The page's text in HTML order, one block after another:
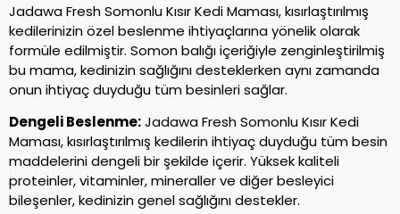
Jadawa Fresh Somonlu Kısır Kedi Maması, kısırlaştırılmış
kedilerinizin özel beslenme ihtiyaçlarına yönelik olarak
formüle edilmiştir. Somon balığı içeriğiyle zenginleştirilmiş
bu mama, kedinizin sağlığını desteklerken aynı zamanda
onun ihtiyaç duyduğu tüm besinleri sağlar.
Dengeli Beslenme:Jadawa Fresh Somonlu Kısır Kedi
Maması, kısırlaştırılmış kedilerin ihtiyaç duyduğu tüm besin
maddelerini dengeli bir şekilde içerir. Yüksek kaliteli
proteinler, vitaminler, mineraller ve diğer besleyici
bileşenler, kedinizin genel sağlığını destekler.